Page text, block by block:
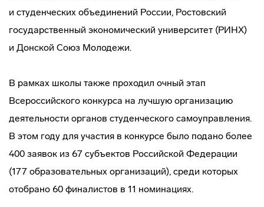
и студенческих объединений России, Ростовский
государственный экономический университет (РИНХ)
и Донской Союз Молодежи.
В рамках школы также проходил очный этап
Всероссийского конкурса на лучшую организацию
деятельности органов студенческого самоуправления.
В этом году для участия в конкурсе было подано более
400 заявок из 67 субъектов Российской Федерации
(177 образовательных организаций), среди которых
отобрано 60 финалистов в 11 номинациях.